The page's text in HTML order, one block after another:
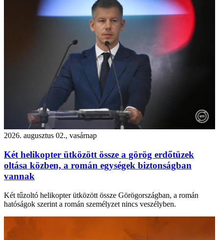
2026. augusztus 02., vasárnap
Két helikopter ütközött össze a görög erdőtüzek
oltása közben, a román egységek biztonságban
vannak
Két tűzoltó helikopter ütközött össze Görögországban, a román
hatóságok szerint a román személyzet nincs veszélyben.